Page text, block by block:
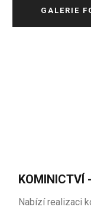
GALERIE
KOMINICTVÍ
Nabízí realizaci